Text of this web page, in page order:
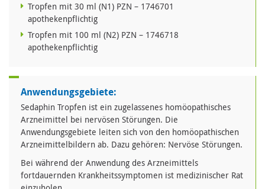
Tropfen mit 30 ml (N1) PZN – 1746701
apothekenpflichtig
Tropfen mit 100 ml (N2) PZN – 1746718
apothekenpflichtig
Anwendungsgebiete:
Sedaphin Tropfen ist ein zugelassenes homöopathisches
Arzneimittel bei nervösen Störungen. Die
Anwendungsgebiete leiten sich von den homöopathischen
Arzneimittelbildern ab. Dazu gehören: Nervöse Störungen.
Bei während der Anwendung des Arzneimittels
fortdauernden Krankheitssymptomen ist medizinischer Rat